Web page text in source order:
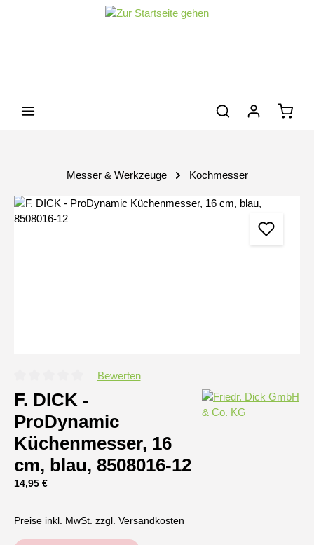
Zum Hauptinhalt springen
Messer & Werkzeuge Kochmesser
Bildergalerie überspringen
Durchschnittliche Bewertung von 0 von 5 Sternen
Bewerten
F. DICK -
ProDynamic
Küchenmesser, 16
cm, blau, 8508016-12
Regulärer Preis:
14,95 €
Preise inkl. MwSt. zzgl. Versandkosten